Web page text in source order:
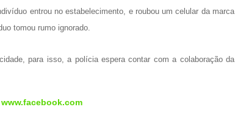
entrou no estabelecimento, e roubou um celular da marca
tomou rumo ignorado.
para isso, a polícia espera contar com a colaboração da
www.facebook.com